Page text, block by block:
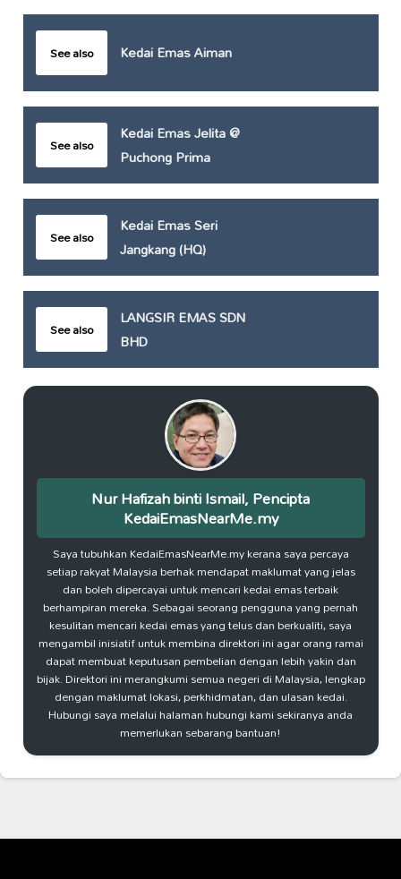
See also Kedai Emas Aiman
See also
Kedai Emas Jelita @
Puchong Prima
See also
Kedai Emas Seri
Jangkang (HQ)
See also
LANGSIR EMAS SDN
BHD
Nur Hafizah binti Ismail, Pencipta
KedaiEmasNearMe.my
Saya tubuhkan KedaiEmasNearMe.my kerana saya percaya
setiap rakyat Malaysia berhak mendapat maklumat yang jelas
dan boleh dipercayai untuk mencari kedai emas terbaik
berhampiran mereka. Sebagai seorang pengguna yang pernah
kesulitan mencari kedai emas yang telus dan berkualiti, saya
mengambil inisiatif untuk membina direktori ini agar orang ramai
dapat membuat keputusan pembelian dengan lebih yakin dan
bijak. Direktori ini merangkumi semua negeri di Malaysia, lengkap
dengan maklumat lokasi, perkhidmatan, dan ulasan kedai.
Hubungi saya melalui halaman hubungi kami sekiranya anda
memerlukan sebarang bantuan!